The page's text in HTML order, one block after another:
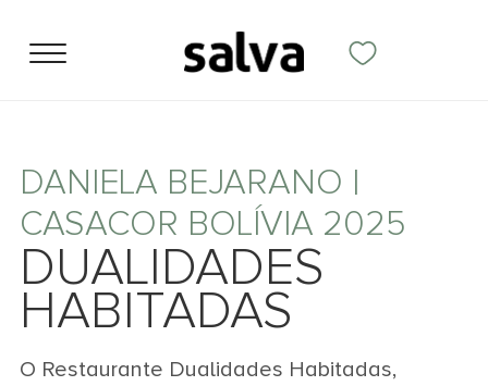
DANIELA BEJARANO |
CASACOR BOLÍVIA 2025
DUALIDADES
HABITADAS
O Restaurante Dualidades Habitadas,